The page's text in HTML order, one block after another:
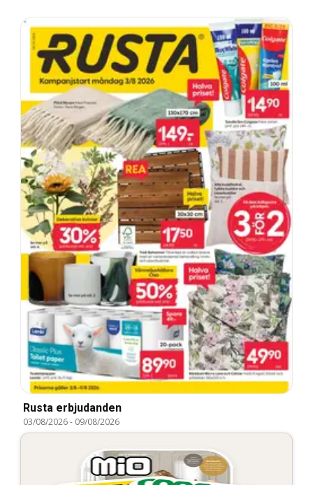
Rusta erbjudanden
03/08/2026- 09/08/2026